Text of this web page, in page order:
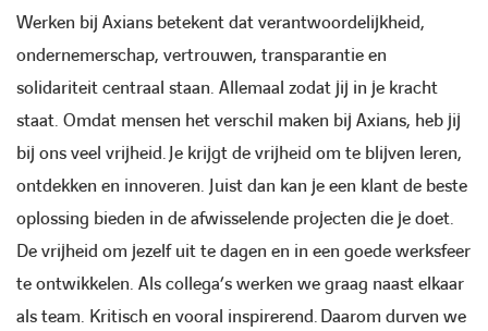
Werken bij Axians betekent dat verantwoordelijkheid,
ondernemerschap, vertrouwen, transparantie en
solidariteit centraal staan. Allemaal zodat jij in je kracht
staat. Omdat mensen het verschil maken bij Axians, heb jij
bij ons veel vrijheid.Je krijgt de vrijheid om te blijven leren,
ontdekken en innoveren. Juist dan kan je een klant de beste
oplossing bieden in de afwisselende projecten die je doet.
De vrijheid om jezelf uit te dagen en in een goede werksfeer
te ontwikkelen. Als collega’s werken we graag naast elkaar
als team. Kritisch en vooral inspirerend.Daarom durven we